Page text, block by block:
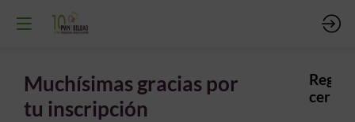
Muchísimas gracias por
tu inscripción